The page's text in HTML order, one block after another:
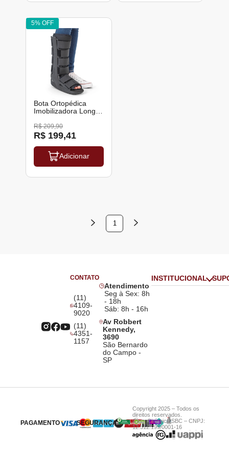
5% OFF
Bota Ortopédica
Imobilizadora Longa
R$ 209,90
R$ 199,41
Adicionar
1
CONTATO
(11)
4109-
9020
(11)
4351-
1157
Atendimento
Seg à Sex: 8h
- 18h
Sáb: 8h - 16h
Av Robbert
Kennedy,
3690
São Bernardo
do Campo -
SP
INSTITUCIONAL
PAGAMENTO SEGURANÇA
Copyright 2025 – Todos os
direitos reservados.
Casa Cirúrgica SBC – CNPJ:
12.512.199/0001-16